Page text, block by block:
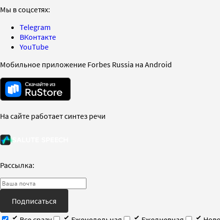
Мы в соцсетях:
Telegram
ВКонтакте
YouTube
Мобильное приложение Forbes Russia на Android
На сайте работает синтез речи
Рассылка:
Подписаться